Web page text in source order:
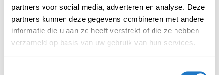
partners voor social media, adverteren en analyse. Deze
partners kunnen deze gegevens combineren met andere
informatie die u aan ze heeft verstrekt of die ze hebben
verzameld op basis van uw gebruik van hun services.
Wilt u een kantoor of kantooreiland inrichten met flexibele
werkplekken, maar wilt u ook dat het er verzorgd uitziet en niet